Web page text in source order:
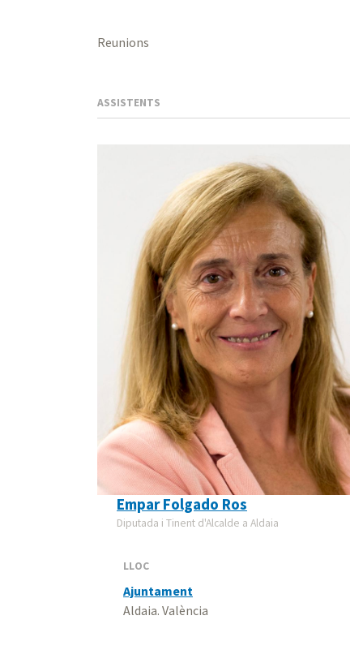
Reunions
ASSISTENTS
Empar Folgado Ros
Diputada i Tinent d'Alcalde a Aldaia
LLOC
Ajuntament
Aldaia. València